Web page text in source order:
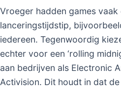
Vroeger hadden games
lanceringstijdstip,
iedereen. Tegenwoordig
echter voor een ‘rolling
aan bedrijven als Electronic
Activision. Dit houdt in dat